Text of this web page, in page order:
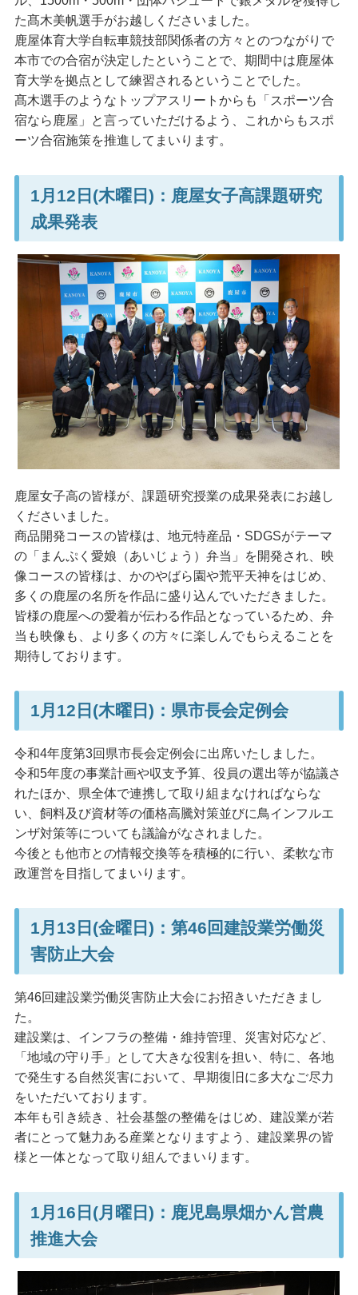
た髙木美帆選手がお越しくださいました。
鹿屋体育大学自転車競技部関係者の方々とのつながりで
本市での合宿が決定したということで、期間中は鹿屋体
育大学を拠点として練習されるということでした。
髙木選手のようなトップアスリートからも「スポーツ合
宿なら鹿屋」と言っていただけるよう、これからもスポ
ーツ合宿施策を推進してまいります。
1月12日(木曜日)：鹿屋女子高課題研究
成果発表
鹿屋女子高の皆様が、課題研究授業の成果発表にお越し
くださいました。
商品開発コースの皆様は、地元特産品・SDGSがテーマ
の「まんぷく愛娘（あいじょう）弁当」を開発され、映
像コースの皆様は、かのやばら園や荒平天神をはじめ、
多くの鹿屋の名所を作品に盛り込んでいただきました。
皆様の鹿屋への愛着が伝わる作品となっているため、弁
当も映像も、より多くの方々に楽しんでもらえることを
期待しております。
1月12日(木曜日)：県市長会定例会
令和4年度第3回県市長会定例会に出席いたしました。
令和5年度の事業計画や収支予算、役員の選出等が協議さ
れたほか、県全体で連携して取り組まなければならな
い、飼料及び資材等の価格高騰対策並びに鳥インフルエ
ンザ対策等についても議論がなされました。
今後とも他市との情報交換等を積極的に行い、柔軟な市
政運営を目指してまいります。
1月13日(金曜日)：第46回建設業労働災
害防止大会
第46回建設業労働災害防止大会にお招きいただきまし
た。
建設業は、インフラの整備・維持管理、災害対応など、
「地域の守り手」として大きな役割を担い、特に、各地
で発生する自然災害において、早期復旧に多大なご尽力
をいただいております。
本年も引き続き、社会基盤の整備をはじめ、建設業が若
者にとって魅力ある産業となりますよう、建設業界の皆
様と一体となって取り組んでまいります。
1月16日(月曜日)：鹿児島県畑かん営農
推進大会